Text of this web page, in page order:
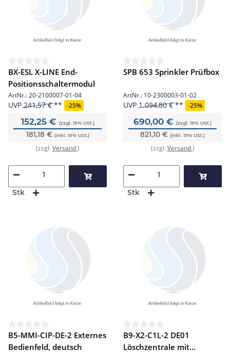
BX-ESL X-LINE End-
Positionsschaltermodul
ArtNr.: 20-2100007-01-04
UVP241,57 € -25%
152,25 € (zzgl. 19% USt.)
181,18 € (inkl. 19% USt.)
(zzgl.Versand)
Stk
SPB 653 Sprinkler Prüfbox
ArtNr.: 10-2300003-01-02
UVP 1.094,80 € -25%
690,00 € (zzgl. 19% USt.)
821,10 € (inkl. 19% USt.)
(zzgl.Versand)
Stk
B5-MMI-CIP-DE-2 Externes
Bedienfeld, deutsch
B9-X2-C1L-2 DE01
Löschzentrale mit